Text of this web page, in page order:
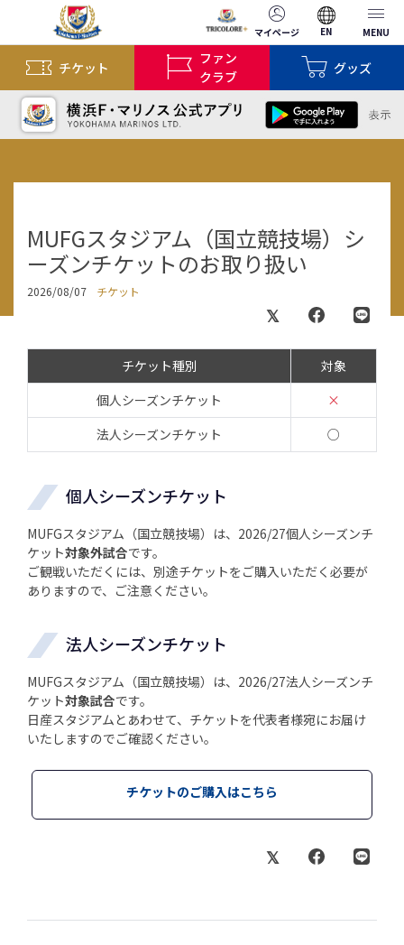
マイページ EN MENU
チケット
ファン
クラブ
グッズ
MUFGスタジアム（国立競技場）シ
ーズンチケットのお取り扱い
2026/08/07 チケット
チケット種別
対象
個人シーズンチケット
×
法人シーズンチケット
○
個人シーズンチケット
MUFGスタジアム（国立競技場）は、2026/27個人シーズンチ
ケット対象外試合です。
ご観戦いただくには、別途チケットをご購入いただく必要が
ありますので、ご注意ください。
法人シーズンチケット
MUFGスタジアム（国立競技場）は、2026/27法人シーズンチ
ケット対象試合です。
日産スタジアムとあわせて、チケットを代表者様宛にお届け
いたしますのでご確認ください。
チケットのご購入はこちら